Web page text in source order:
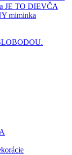
JE TO DIEVČA
miminka